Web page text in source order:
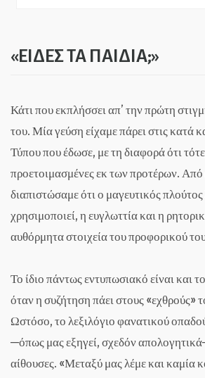
«ΕΙΔΕΣ ΤΑ ΠΑΙΔΙΑ;»
Κάτι που εκπλήσσει απ’ την πρώτη
του. Μία γεύση είχαμε πάρει στις κατά
Τύπου που έδωσε, με τη διαφορά ότι
προετοιμασμένες εκ των προτέρων.
διαπιστώσαμε ότι ο μαγευτικός
χρησιμοποιεί, η ευγλωττία και η
αυθόρμητα στοιχεία του προφορικού
Το ίδιο πάντως εντυπωσιακό είναι και
όταν η συζήτηση πάει στους «εχθρούς»
Ωστόσο, το λεξιλόγιο φανατικού
─όπως μας εξηγεί, σχεδόν
αίθουσες. «Μεταξύ μας λέμε και καμία